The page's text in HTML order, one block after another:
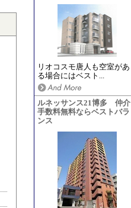
リオコスモ唐人も空室があ
る場合にはベスト...
ルネッサンス21博多 仲介
手数料無料ならベストバラ
ンス